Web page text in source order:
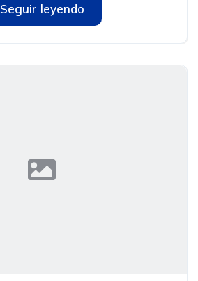
Seguir leyendo